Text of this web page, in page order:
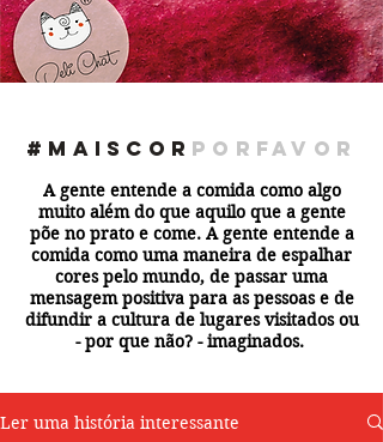
#maiscor porfavor
A gente entende a comida como algo
muito além do que aquilo que a gente
põe no prato e come. A gente entende a
comida como uma maneira de espalhar
cores pelo mundo, de passar uma
mensagem positiva para as pessoas e de
difundir a cultura de lugares visitados ou
- por que não? - imaginados.
Ler uma história interessante